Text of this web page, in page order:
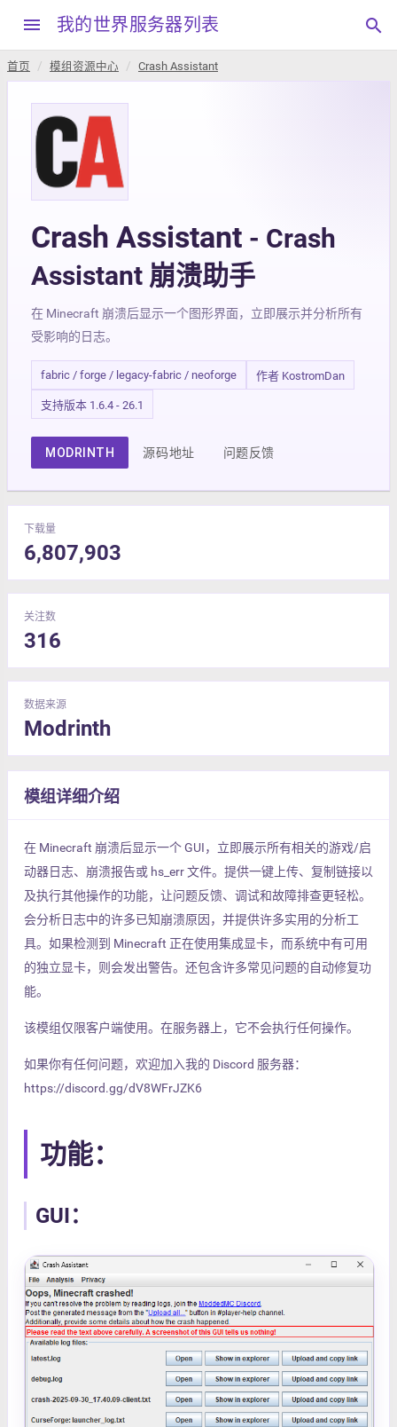
menu 我的世界服务器列表 search
首页 模组资源中心 Crash Assistant
Crash Assistant - Crash
Assistant 崩溃助手
在 Minecraft 崩溃后显示一个图形界面，立即展示并分析所有
受影响的日志。
fabric / forge / legacy-fabric / neoforge 作者 KostromDan
支持版本 1.6.4 - 26.1
MODRINTH 源码地址 问题反馈
下载量
6,807,903
关注数
316
数据来源
Modrinth
模组详细介绍
在 Minecraft 崩溃后显示一个 GUI，立即展示所有相关的游戏/启
动器日志、崩溃报告或 hs_err 文件。提供一键上传、复制链接以
及执行其他操作的功能，让问题反馈、调试和故障排查更轻松。
会分析日志中的许多已知崩溃原因，并提供许多实用的分析工
具。如果检测到 Minecraft 正在使用集成显卡，而系统中有可用
的独立显卡，则会发出警告。还包含许多常见问题的自动修复功
能。
该模组仅限客户端使用。在服务器上，它不会执行任何操作。
如果你有任何问题，欢迎加入我的 Discord 服务器：
https://discord.gg/dV8WFrJZK6
功能：
GUI：